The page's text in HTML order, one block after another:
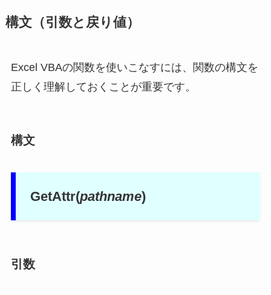
構文（引数と戻り値）
Excel VBAの関数を使いこなすには、関数の構文を
正しく理解しておくことが重要です。
構文
GetAttr(pathname)
引数